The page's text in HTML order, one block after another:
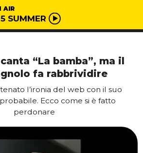
AIR
SUMMER
“La bamba”, ma il
fa rabbrividire
l’ironia del web con il suo
Ecco come si è fatto
perdonare